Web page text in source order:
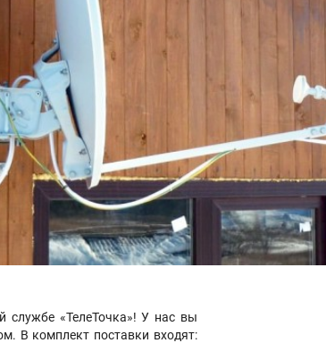
службе «ТелеТочка»! У нас вы
В комплект поставки входят: